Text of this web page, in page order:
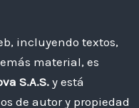
incluyendo textos,
material, es
S.A.S. y está
de autor y propiedad